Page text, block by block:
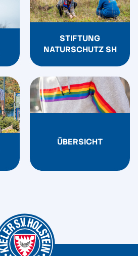
STIFTUNG
NATURSCHUTZ SH
ÜBERSICHT